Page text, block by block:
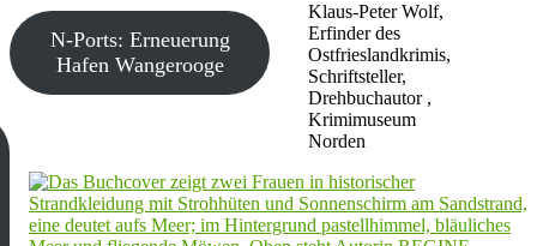
Klaus-Peter Wolf,
Erfinder des
Ostfrieslandkrimis,
Schriftsteller,
Drehbuchautor ,
Krimimuseum
Norden
N-Ports: Erneuerung
Hafen Wangerooge